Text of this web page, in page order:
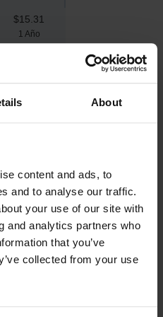
About
content and ads, to
and to analyse our traffic.
your use of our site with
and analytics partners who
that you’ve
collected from your use
$15.31
1 Año
$17.50
$47.25
$105.00